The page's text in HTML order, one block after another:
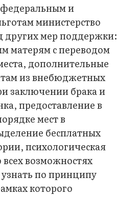
и
министерство
других мер поддержки:
матерям с переводом
дополнительные
из внебюджетных
заключении брака и
предоставление в
мест в
бесплатных
психологическая
возможностях
по принципу
которого